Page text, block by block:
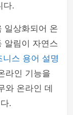
다.
일상화되어 온
알림이 자연스
니스 용어 설명
라인 기능을
와 온라인 데
.